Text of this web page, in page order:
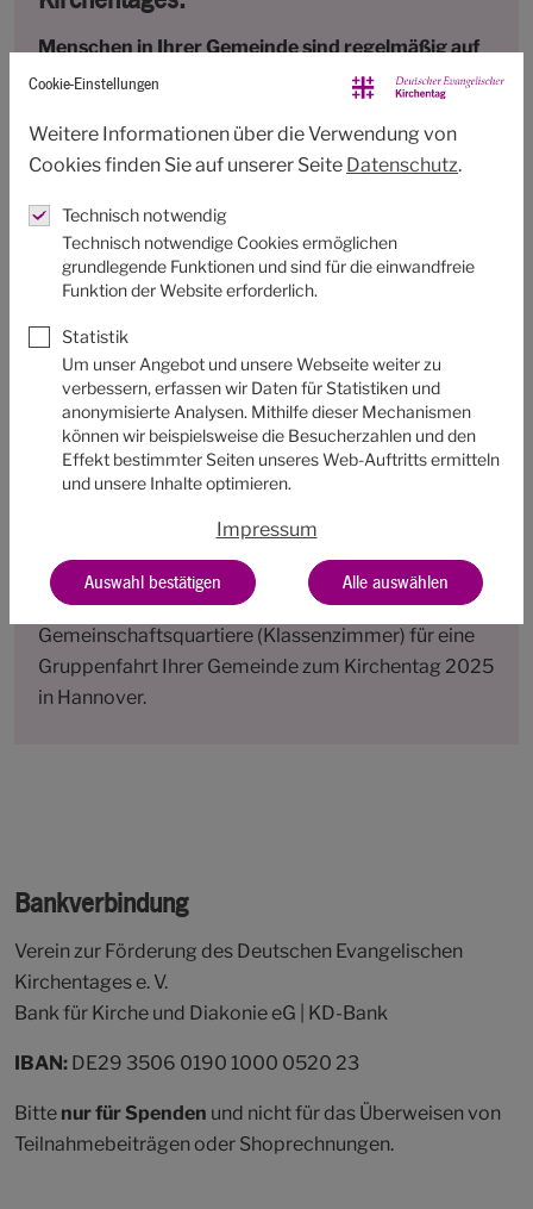
Menschen in Ihrer Gemeinde sind regelmäßig auf
Kirchentagen zu Besuch oder engagieren sich
Sie...
einplanen.
Spenden für den Kirchentagsammeln.
Kirchentag
Ab einer Kollekten- oder Spendensumme von
500€ erhält Ihre Gemeinde oder Institution:
Digitale Vorlage des Logos “Unterstützer des
Kirchentages”,
50% Rabatt auf die Quartierpauschale der
Gemeinschaftsquartiere (Klassenzimmer) für eine
Gruppenfahrt Ihrer Gemeinde zum Kirchentag 2025
in Hannover.
Bankverbindung
Verein zur Förderung des Deutschen Evangelischen
Kirchentages e. V.
Bank für Kirche und Diakonie eG | KD-Bank
IBAN: DE29 3506 0190 1000 0520 23
Bitte nur für Spenden und nicht für das Überweisen von
Teilnahmebeiträgen oder Shoprechnungen.
Cookie-Einstellungen
Weitere Informationen über die Verwendung von
Cookies finden Sie auf unserer Seite Datenschutz.
Technisch notwendig
Technisch notwendige Cookies ermöglichen
grundlegende Funktionen und sind für die einwandfreie
Funktion der Website erforderlich.
Statistik
Um unser Angebot und unsere Webseite weiter zu
verbessern, erfassen wir Daten für Statistiken und
anonymisierte Analysen. Mithilfe dieser Mechanismen
können wir beispielsweise die Besucherzahlen und den
Effekt bestimmter Seiten unseres Web-Auftritts ermitteln
und unsere Inhalte optimieren.
Impressum
Auswahl bestätigen Alle auswählen